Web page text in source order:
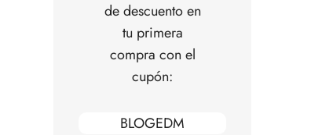
de descuento en
tu primera
compra con el
cupón:
BLOGEDM